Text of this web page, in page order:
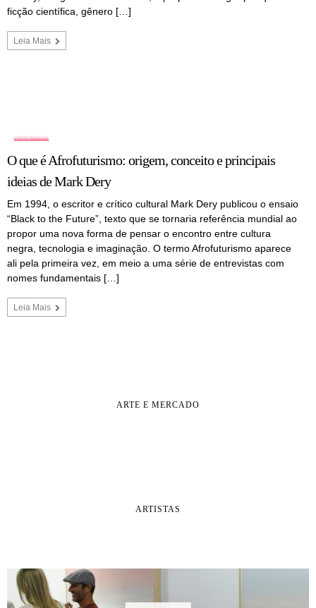
ficção científica, gênero […]
Leia Mais
COLUNA
O que é Afrofuturismo: origem, conceito e principais
ideias de Mark Dery
Em 1994, o escritor e crítico cultural Mark Dery publicou o ensaio
“Black to the Future”, texto que se tornaria referência mundial ao
propor uma nova forma de pensar o encontro entre cultura
negra, tecnologia e imaginação. O termo Afrofuturismo aparece
ali pela primeira vez, em meio a uma série de entrevistas com
nomes fundamentais […]
Leia Mais
ARTE E MERCADO
ARTISTAS